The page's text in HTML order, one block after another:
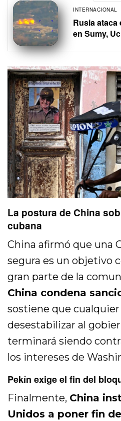
INTERNACIONAL
Rusia
en Sumy,
La postura de China
cubana
China afirmó que una
segura es un objetivo
gran parte de la
China condena
sostiene que
desestabilizar al
terminará siendo
los intereses de
Pekín exige el fin del
Finalmente, China
Unidos a poner fin